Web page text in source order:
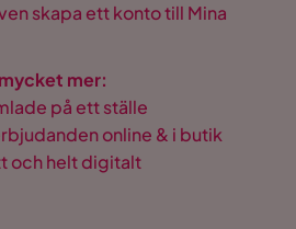
skapa ett konto till Mina
mer:
på ett ställe
online & i butik
och helt digitalt